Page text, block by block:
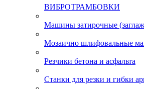
ВИБРОТРАМБОВКИ
Машины затирочные
Мозаично шлифовальные
Резчики бетона и асфальта
Станки для резки и гибки